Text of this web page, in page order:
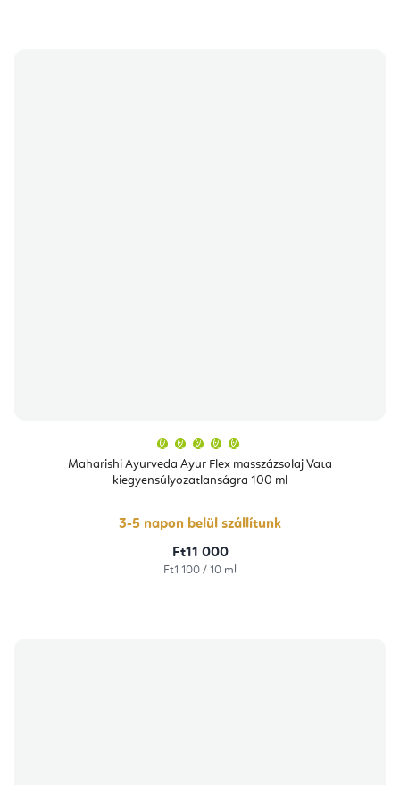
Maharishi Ayurveda Ayur Flex masszázsolaj Vata
kiegyensúlyozatlanságra 100 ml
átlagos
értékelése
5-
csillag.
3-5 napon belül szállítunk
Ft11 000
Egységár:
Ft1 100 / 10 ml